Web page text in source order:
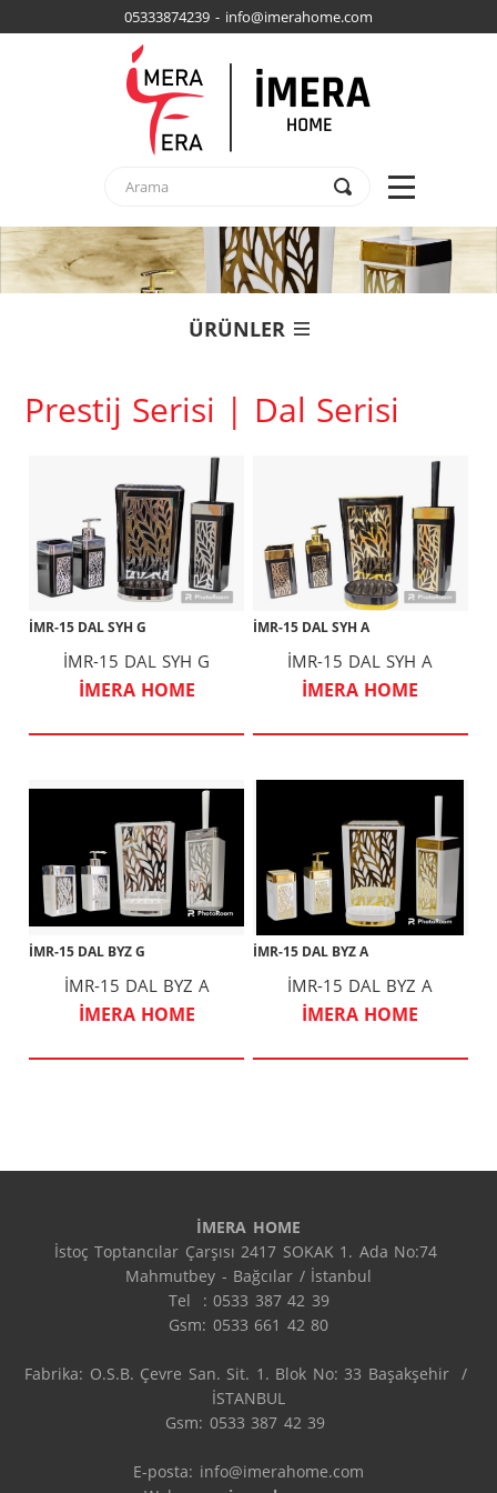
05333874239 - info@imerahome.com
ÜRÜNLER
Prestij Serisi | Dal Serisi
İMR-15 DAL SYH G
İMR-15 DAL SYH G
İMERA HOME
İMR-15 DAL SYH A
İMR-15 DAL SYH A
İMERA HOME
İMR-15 DAL BYZ G
İMR-15 DAL BYZ A
İMERA HOME
İMR-15 DAL BYZ A
İMR-15 DAL BYZ A
İMERA HOME
İMERA HOME
İstoç Toptancılar Çarşısı 2417 SOKAK 1. Ada No:74
Mahmutbey - Bağcılar / İstanbul
Tel  : 0533 387 42 39
Gsm: 0533 661 42 80
Fabrika: O.S.B. Çevre San. Sit. 1. Blok No: 33 Başakşehir  /
İSTANBUL
Gsm: 0533 387 42 39
E-posta: info@imerahome.com